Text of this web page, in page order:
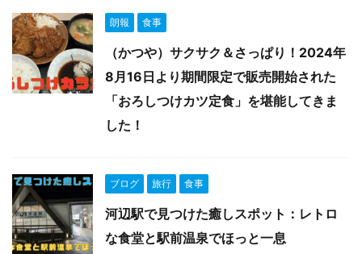
朗報 食事
（かつや）サクサク＆さっぱり！2024年
8月16日より期間限定で販売開始された
「おろしつけカツ定食」を堪能してきま
した！
ブログ 旅行 食事
河辺駅で見つけた癒しスポット：レトロ
な食堂と駅前温泉でほっと一息